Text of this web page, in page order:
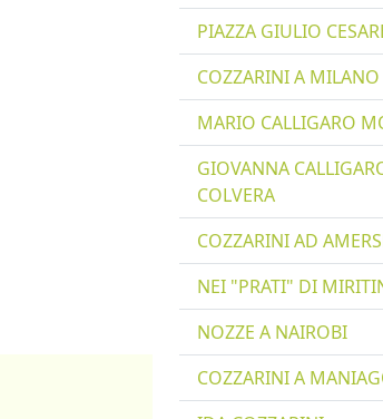
PIAZZA GIULIO
COZZARINI A MILANO
MARIO CALLIGARO
GIOVANNA
COLVERA
COZZARINI AD
NEI "PRATI" DI
NOZZE A NAIROBI
COZZARINI A